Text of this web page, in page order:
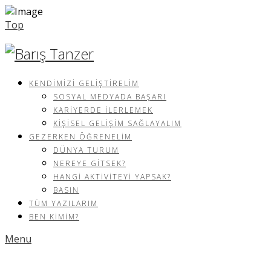
Top
KENDIMIZI GELIŞTIRELIM
SOSYAL MEDYADA BAŞARI
KARIYERDE İLERLEMEK
KIŞISEL GELIŞIM SAĞLAYALIM
GEZERKEN ÖĞRENELIM
DÜNYA TURUM
NEREYE GITSEK?
HANGI AKTIVITEYI YAPSAK?
BASIN
TÜM YAZILARIM
BEN KIMIM?
Menu